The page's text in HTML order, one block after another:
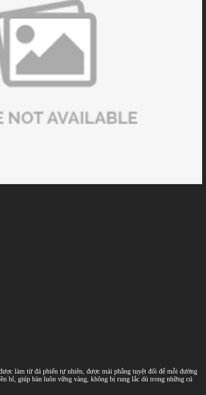
làm từ đá phiến tự nhiên, được mài phẳng tuyệt đối để mỗi đường
bỉ, giúp bàn luôn vững vàng, không bị rung lắc dù trong những cú